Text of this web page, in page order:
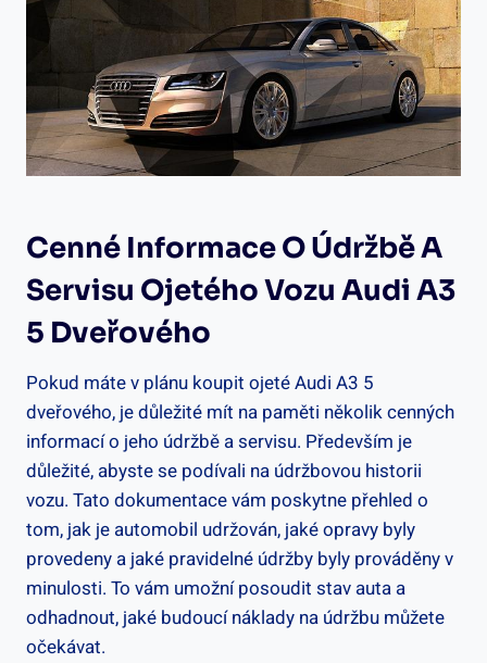
Cenné Informace O Údržbě A
Servisu Ojetého Vozu Audi A3
5 Dveřového
Pokud máte v plánu koupit ojeté Audi A3 5
dveřového, je důležité mít na paměti několik cenných
informací o jeho údržbě a servisu. Především je
důležité, abyste se podívali na údržbovou historii
vozu. Tato dokumentace vám poskytne přehled o
tom, jak je automobil udržován, jaké opravy byly
provedeny a jaké pravidelné údržby byly prováděny v
minulosti. To vám umožní posoudit stav auta a
odhadnout, jaké budoucí náklady na údržbu můžete
očekávat.